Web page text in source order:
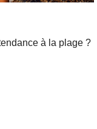
à la plage ?